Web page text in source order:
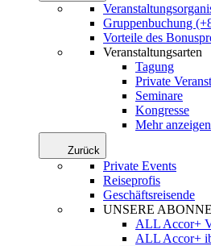
Gruppenbuchung
Vorteile des
Veranstaltungsarten
Tagung
Private
Seminare
Kongresse
Mehr anzeigen
Zurück
Private Events
Reiseprofis
Geschäftsreisende
UNSERE
ALL Accor+
ALL Accor+